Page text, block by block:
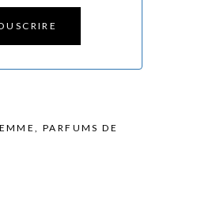
,PARFUMS DE